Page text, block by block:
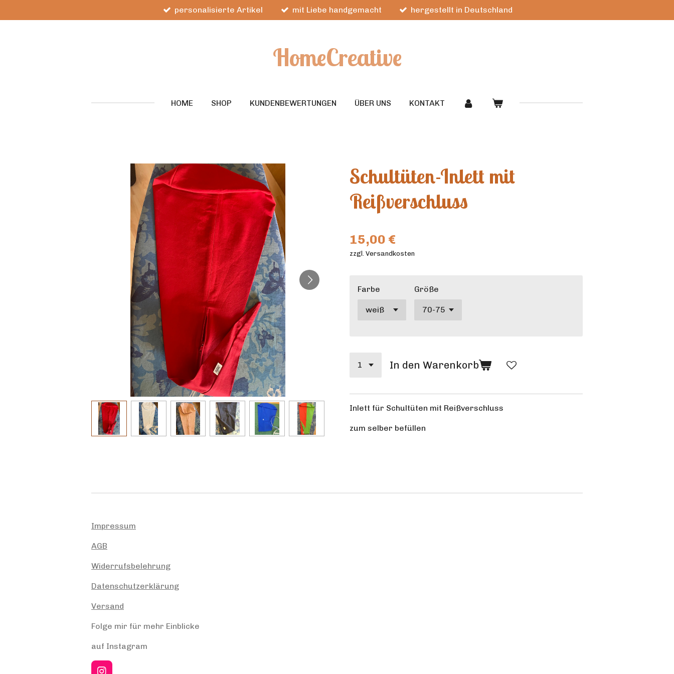
Hauptinhalt
personalisierte Artikel mit Liebe handgemacht hergestellt in Deutschland
HomeCreative
HOME SHOP KUNDENBEWERTUNGEN ÜBER UNS KONTAKT
Schultüten-Inlett mit
Reißverschluss
15,00 €
zzgl. Versandkosten
Farbe Größe
In den Warenkorb
Inlett für Schultüten mit Reißverschluss
zum selber befüllen
Impressum
AGB
Widerrufsbelehrung
Datenschutzerklärung
Versand
Folge mir für mehr Einblicke
auf Instagram